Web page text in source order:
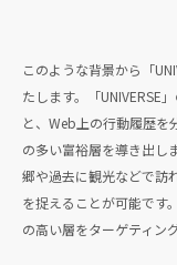
このような背景から「
たします。「UNIVERSE
と、Web上の行動履歴を
の多い富裕層を導き出し
郷や過去に観光などで訪
を捉えることが可能です
の高い層をターゲティン